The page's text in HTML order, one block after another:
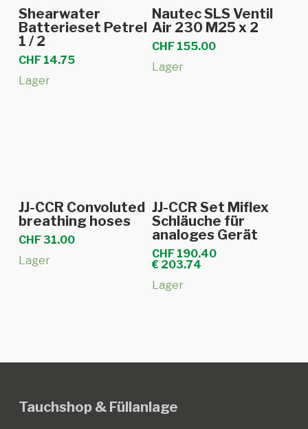
In den Warenkorb
Shearwater
Batterieset Petrel
1 / 2
CHF14.75
Lager
In den Warenkorb
Nautec SLS Ventil
Air 230 M25 x 2
CHF 155.00
Lager
In den Warenkorb
JJ-CCR Convoluted
breathing hoses
CHF31.00
Lager
In den Warenkorb
JJ-CCR Set Miflex
Schläuche für
analoges Gerät
CHF 190.40
€ 203.74
Lager
Tauchshop & Füllanlage